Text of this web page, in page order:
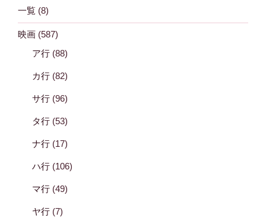
一覧 (8)
映画 (587)
ア行 (88)
カ行 (82)
サ行 (96)
タ行 (53)
ナ行 (17)
ハ行 (106)
マ行 (49)
ヤ行 (7)